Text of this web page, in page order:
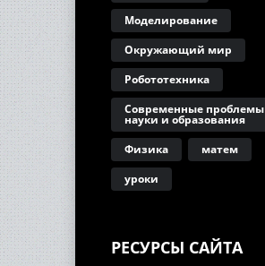
Моделирование
Окружающий мир
Робототехника
Современные проблемы
науки и образования
Физика
матем
уроки
РЕСУРСЫ САЙТА